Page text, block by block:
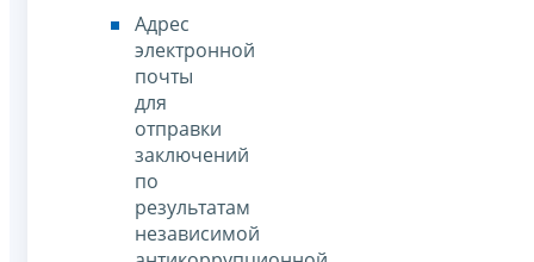
Адрес
электронной
почты
для
отправки
заключений
по
результатам
независимой